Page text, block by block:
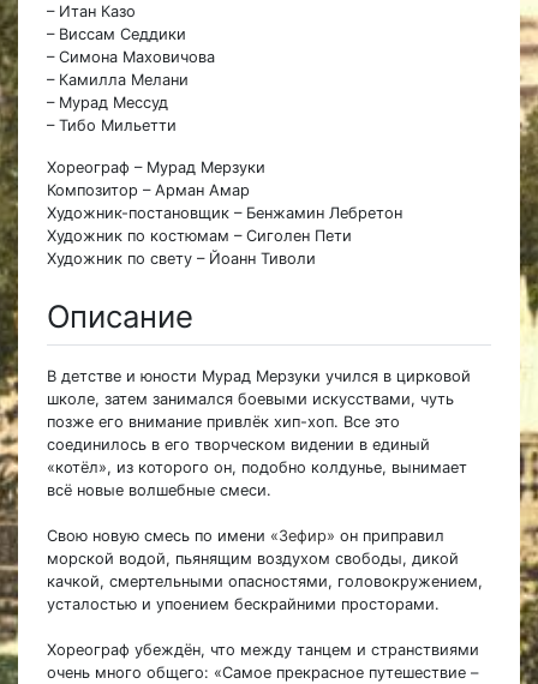
– Итан Казо
– Виссам Седдики
– Симона Маховичова
– Камилла Мелани
– Мурад Мессуд
– Тибо Мильетти
Хореограф – Мурад Мерзуки
Композитор – Арман Амар
Художник-постановщик – Бенжамин Лебретон
Художник по костюмам – Сиголен Пети
Художник по свету – Йоанн Тиволи
Описание
В детстве и юности Мурад Мерзуки учился в цирковой
школе, затем занимался боевыми искусствами, чуть
позже его внимание привлёк хип-хоп. Все это
соединилось в его творческом видении в единый
«котёл», из которого он, подобно колдунье, вынимает
всё новые волшебные смеси.
Свою новую смесь по имени «Зефир» он приправил
морской водой, пьянящим воздухом свободы, дикой
качкой, смертельными опасностями, головокружением,
усталостью и упоением бескрайними просторами.
Хореограф убеждён, что между танцем и странствиями
очень много общего: «Самое прекрасное путешествие –